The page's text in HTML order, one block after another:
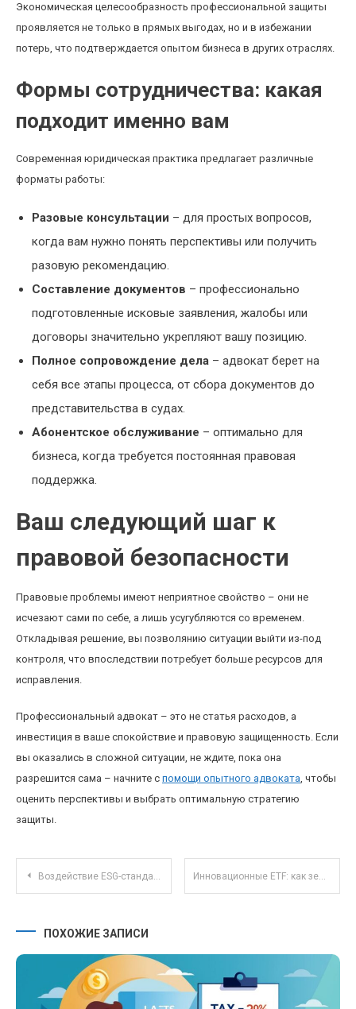
Экономическая целесообразность профессиональной защиты
проявляется не только в прямых выгодах, но и в избежании
потерь, что подтверждается опытом бизнеса в других отраслях.
Формы сотрудничества: какая
подходит именно вам
Современная юридическая практика предлагает различные
форматы работы:
Разовые консультации – для простых вопросов,
когда вам нужно понять перспективы или получить
разовую рекомендацию.
Составление документов – профессионально
подготовленные исковые заявления, жалобы или
договоры значительно укрепляют вашу позицию.
Полное сопровождение дела – адвокат берет на
себя все этапы процесса, от сбора документов до
представительства в судах.
Абонентское обслуживание – оптимально для
бизнеса, когда требуется постоянная правовая
поддержка.
Ваш следующий шаг к
правовой безопасности
Правовые проблемы имеют неприятное свойство – они не
исчезают сами по себе, а лишь усугубляются со временем.
Откладывая решение, вы позволянию ситуации выйти из-под
контроля, что впоследствии потребует больше ресурсов для
исправления.
Профессиональный адвокат – это не статья расходов, а
инвестиция в ваше спокойствие и правовую защищенность. Если
вы оказались в сложной ситуации, не ждите, пока она
разрешится сама – начните с помощи опытного адвоката, чтобы
оценить перспективы и выбрать оптимальную стратегию
защиты.
Навигация по записям
Воздействие ESG-стандартов на доходность корпоративных облигаций в 2025 году Инновационные ETF: как зеленые фонды меняют инвестиционный ландшафт 2025 года
ПОХОЖИЕ ЗАПИСИ